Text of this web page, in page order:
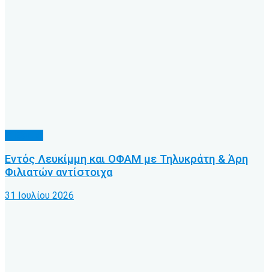
Εντός Λευκίμμη και ΟΦΑΜ με Τηλυκράτη & Άρη
Φιλιατών αντίστοιχα
31 Ιουλίου 2026